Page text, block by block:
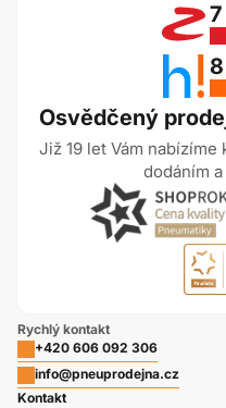
Osvědčený
Již 19 let Vám
dodáním
Rychlý kontakt
+420 606 092 306
info@pneuprodejna.cz
Kontakt